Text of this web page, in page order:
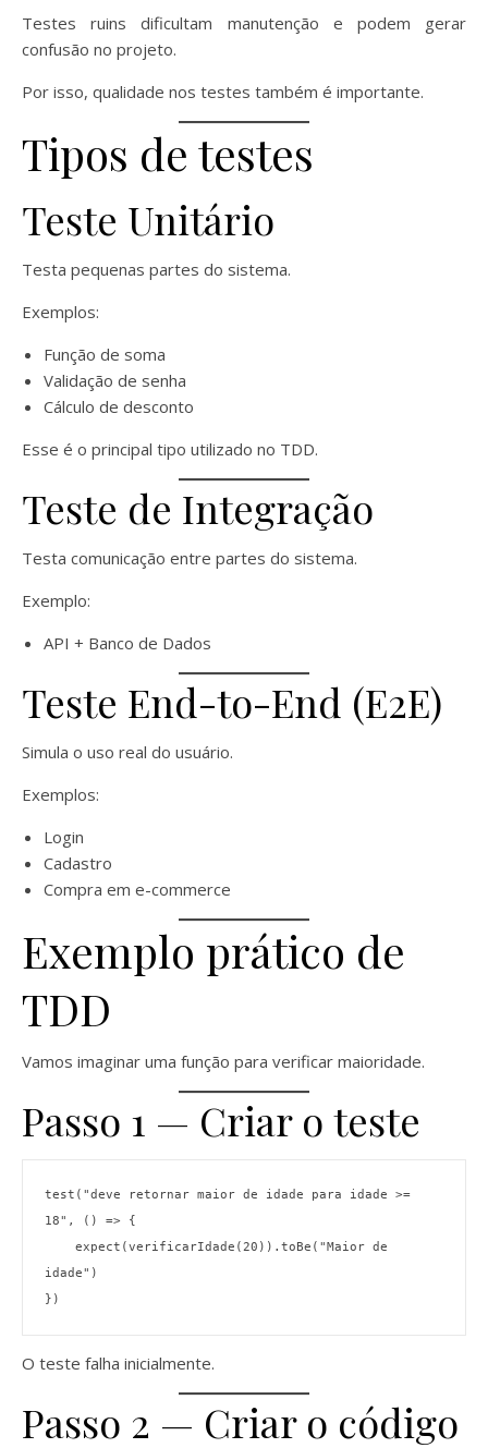
Testes ruins dificultam manutenção e podem gerar
confusão no projeto.
Por isso, qualidade nos testes também é importante.
Tipos de testes
Teste Unitário
Testa pequenas partes do sistema.
Exemplos:
Função de soma
Validação de senha
Cálculo de desconto
Esse é o principal tipo utilizado no TDD.
Teste de Integração
Testa comunicação entre partes do sistema.
Exemplo:
API + Banco de Dados
Teste End-to-End (E2E)
Simula o uso real do usuário.
Exemplos:
Login
Cadastro
Compra em e-commerce
Exemplo prático de
TDD
Vamos imaginar uma função para verificar maioridade.
Passo 1 — Criar o teste
test("deve retornar maior de idade para idade >=
18", () => {
idade")
})
O teste falha inicialmente.
Passo 2 — Criar o código